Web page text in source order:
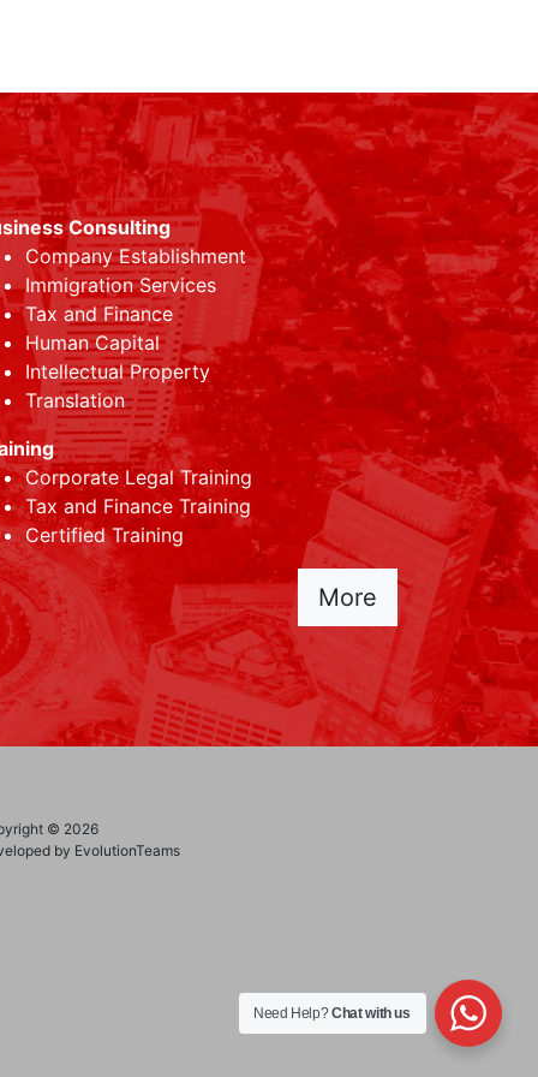
Consulting
Company Establishment
Immigration Services
Tax and Finance
Human Capital
Intellectual Property
Translation
Corporate Legal Training
Tax and Finance Training
Certified Training
More
© 2026
by EvolutionTeams
Need Help?Chat with us